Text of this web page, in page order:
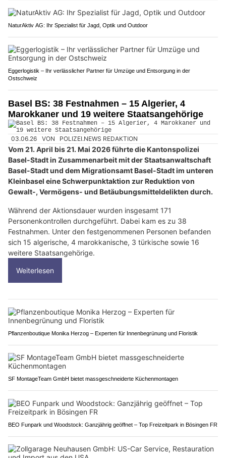
NaturAktiv AG: Ihr Spezialist für Jagd, Optik und Outdoor
Eggerlogistik – Ihr verlässlicher Partner für Umzüge und Entsorgung in der
Ostschweiz
Basel BS: 38 Festnahmen – 15 Algerier, 4
Marokkaner und 19 weitere Staatsangehörige
03.06.26 VON POLIZEI.NEWS REDAKTION
Vom 21. April bis 21. Mai 2026 führte die Kantonspolizei
Basel-Stadt in Zusammenarbeit mit der Staatsanwaltschaft
Basel-Stadt und dem Migrationsamt Basel-Stadt im unteren
Kleinbasel eine Schwerpunktaktion zur Reduktion von
Gewalt-, Vermögens- und Betäubungsmitteldelikten durch.
Während der Aktionsdauer wurden insgesamt 171
Personenkontrollen durchgeführt. Dabei kam es zu 38
Festnahmen. Unter den festgenommenen Personen befanden
sich 15 algerische, 4 marokkanische, 3 türkische sowie 16
weitere Staatsangehörige.
Weiterlesen
Pflanzenboutique Monika Herzog – Experten für Innenbegrünung und Floristik
SF MontageTeam GmbH bietet massgeschneiderte Küchenmontagen
BEO Funpark und Woodstock: Ganzjährig geöffnet – Top Freizeitpark in Bösingen FR